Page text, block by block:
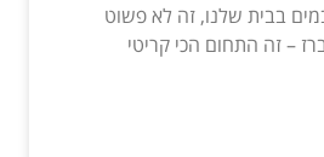
בבית שלנו, זה לא פשוט
– זה התחום הכי קריטי